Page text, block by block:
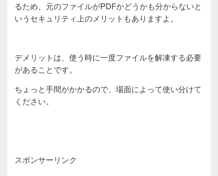
るため、元のファイルがPDFかどうかも分からないと
いうセキュリティ上のメリットもありますよ。
デメリットは、使う時に一度ファイルを解凍する必要
があることです。
ちょっと手間がかかるので、場面によって使い分けて
ください。
スポンサーリンク